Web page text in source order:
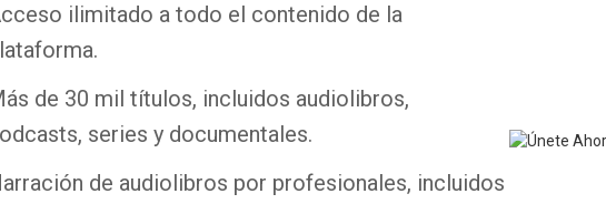
ilimitado a todo el contenido de la
de 30 mil títulos, incluidos audiolibros,
series y documentales.
de audiolibros por profesionales, incluidos